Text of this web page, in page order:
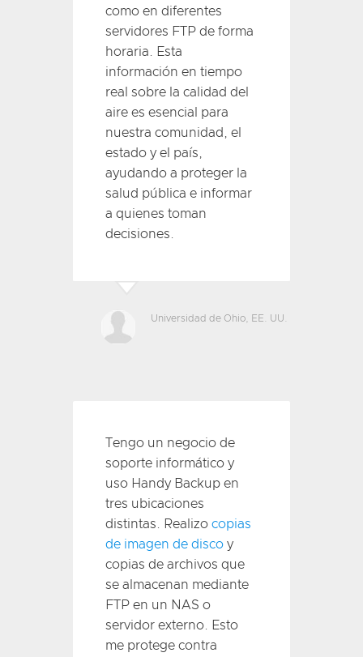
como en diferentes
servidores FTP de forma
horaria. Esta
información en tiempo
real sobre la calidad del
aire es esencial para
nuestra comunidad, el
estado y el país,
ayudando a proteger la
salud pública e informar
a quienes toman
decisiones.
Universidad de Ohio , EE. UU.
Tengo un negocio de
soporte informático y
uso Handy Backup en
tres ubicaciones
distintas. Realizo copias
de imagen de disco y
copias de archivos que
se almacenan mediante
FTP en un NAS o
servidor externo. Esto
me protege contra